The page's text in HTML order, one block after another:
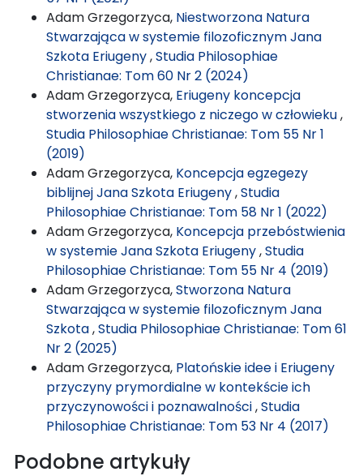
Adam Grzegorzyca, Niestworzona Natura
Stwarzająca w systemie filozoficznym Jana
Szkota Eriugeny,Studia Philosophiae
Christianae: Tom 60 Nr 2 (2024)
Adam Grzegorzyca, Eriugeny koncepcja
stworzenia wszystkiego z niczego w człowieku,
Studia Philosophiae Christianae: Tom 55 Nr 1
(2019)
Adam Grzegorzyca, Koncepcja egzegezy
biblijnej Jana Szkota Eriugeny,Studia
Philosophiae Christianae: Tom 58 Nr 1 (2022)
Adam Grzegorzyca, Koncepcja przebóstwienia
w systemie Jana Szkota Eriugeny,Studia
Philosophiae Christianae: Tom 55 Nr 4 (2019)
Adam Grzegorzyca,Stworzona Natura
Stwarzająca w systemie filozoficznym Jana
Szkota,Studia Philosophiae Christianae: Tom 61
Nr 2 (2025)
Adam Grzegorzyca, Platońskie idee i Eriugeny
przyczyny prymordialne w kontekście ich
przyczynowości i poznawalności,Studia
Philosophiae Christianae: Tom 53 Nr 4 (2017)
Podobne artykuły